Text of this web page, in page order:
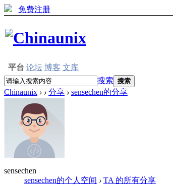
免费注册
平台 论坛 博客 文库
搜索 搜索
Chinaunix › › 分享 › sensechen的分享
sensechen
sensechen的个人空间 › TA 的所有分享